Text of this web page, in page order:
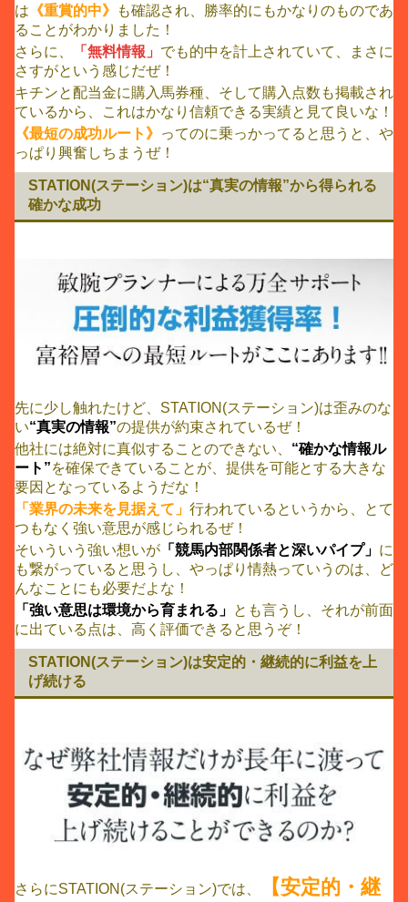
は 《重賞的中》
も確認され、勝率的にもかなりのものであ
ることがわかりました！
さらに、
「無料情報」 でも的中を計上されていて、まさに
さすがという感じだぜ！
キチンと配当金に購入馬券種、そして購入点数も掲載され
ているから、これはかなり信頼できる実績と見て良いな！
《最短の成功ルート》 ってのに乗っかってると思うと、や
っぱり興奮しちまうぜ！
STATION(ステーション)は“真実の情報”から得られる
確かな成功
先に少し触れたけど、STATION(ステーション)は歪みのな
い“真実の情報”の提供が約束されているぜ！
他社には絶対に真似することのできない、 “確かな情報ル
ート”を確保できていることが、提供を可能とする大きな
要因となっているようだな！
「業界の未来を見据えて」 行われているというから、とて
つもなく強い意思が感じられるぜ！
そいういう強い想いが 「競馬内部関係者と深いパイプ」 に
も繋がっていると思うし、やっぱり情熱っていうのは、ど
んなことにも必要だよな！
「強い意思は環境から育まれる」 とも言うし、それが前面
に出ている点は、高く評価できると思うぞ！
STATION(ステーション)は安定的・継続的に利益を上
げ続ける
さらにSTATION(ステーション)では、
【安定的・継